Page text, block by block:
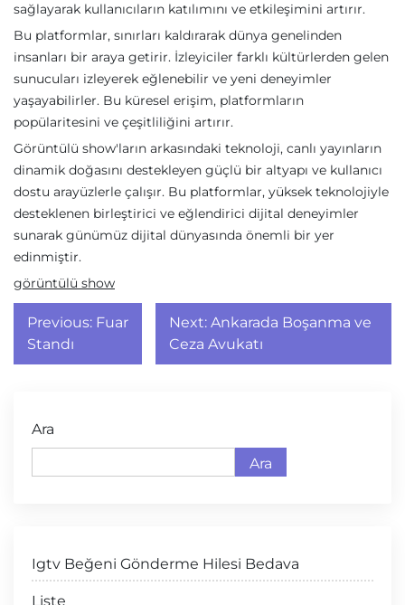
sağlayarak kullanıcıların katılımını ve etkileşimini artırır.
Bu platformlar, sınırları kaldırarak dünya genelinden
insanları bir araya getirir. İzleyiciler farklı kültürlerden gelen
sunucuları izleyerek eğlenebilir ve yeni deneyimler
yaşayabilirler. Bu küresel erişim, platformların
popülaritesini ve çeşitliliğini artırır.
Görüntülü show'ların arkasındaki teknoloji, canlı yayınların
dinamik doğasını destekleyen güçlü bir altyapı ve kullanıcı
dostu arayüzlerle çalışır. Bu platformlar, yüksek teknolojiyle
desteklenen birleştirici ve eğlendirici dijital deneyimler
sunarak günümüz dijital dünyasında önemli bir yer
edinmiştir.
görüntülü show
Yazı
gezinmesi
Previous: Fuar
Standı
Next: Ankarada Boşanma ve
Ceza Avukatı
Ara
Ara
Igtv Beğeni Gönderme Hilesi Bedava
Liste